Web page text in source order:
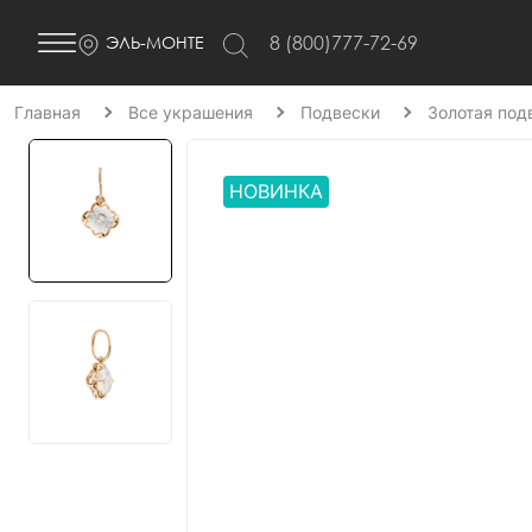
ЭЛЬ-МОНТЕ 8 (800)777-72-69
Главная Все украшения Подвески Золотая
НОВИНКА